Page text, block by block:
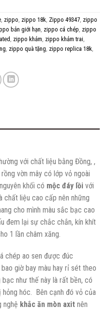
zippo zippo 18k Zippo 49347 zippo
bản giới hạn zippo cá chép zippo
zippo khảm zippo khảm trai
zippo quà tặng zippo replica 18k
với chất liệu bằng Đồng, ,
vờn mây có lớp vỏ ngoài
khối có mộc đáy lồi với
liệu cao cấp nên những
cho mình màu sắc bạc cao
đem lại sự chắc chắn, kín khít
1 lần châm xăng.
chép ao sen được đúc
bao giờ bay màu hay rỉ sét theo
như thế này là rất bền, có
hỏng hóc. Bên cạnh đó vỏ của
nghệ khắc ăn mòn axit nên